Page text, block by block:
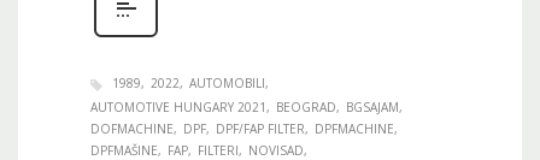
1989 2022
AUTOMOBILI
AUTOMOTIVE HUNGARY 2021
BEOGRAD
BGSAJAM
DOFMACHINE
DPF DPF/FAP FILTER
DPFMACHINE
DPFMAŠINE
FAP FILTERI
NOVISAD